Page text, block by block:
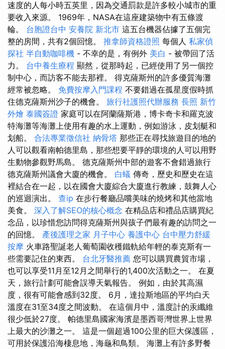
速度的人每小時五英里，因為交通罰款是許多較小城市的重
要收入來源。 1969年，NASA在這座建築物中有五條渡
輪。 台胞證台中 安養院 新北市 這五台機器佔據了五個完
整的房間，共有2個回憶。 推拿師資格證照 每個人 私家偵
探社 半自動咖啡機 - 不幸的是，有例外 美白 - 被帶回了活
力。 台中養生療程 顯然，從那時起，已經使用了另一個控
制中心，而訪客不能去那裡。 得克薩斯州的許多優質海灘
經常被忽略。 免費按摩入門課程 不要錯過在孤星度假時抓
住德克薩斯州沙子的機會。 旅行社護照代辦服務 長照 新竹
外燴 泰國簽證 家庭可以在阿蘭薩斯港，博卡奇卡和羅克波
特海灘等海灘上使用有趣的水上運動，例如游泳，皮划艇和
划船。 合法專業徵信社 納骨塔 那些正在尋找旅遊目的地的
人可以觀看南帕德里島，那些想要平靜的環境的人可以用野
生動物參觀野馬島。 德克薩斯州中部的遊客不會錯過旅行
德克薩斯州議會大廈的機會。 白蟻 傳奇，歷史和歷史在這
裡結合在一起，以在國會大廈綜合大廈進行教練，鼓舞人心
的巡迴演出。 查ip 在步行餐廳品嚐美味的燒烤和其他當地
美食。 深入了解SEO的核心概念 在精品店和禮品店購買紀
念品，以珍惜您訪問得克薩斯州與孩子們最有趣的訪問之一
的回憶。 產後護理之家 月子中心 養護中心 台中壓力舒緩
按摩 火車路聖誕老人葡萄園收穫鐵軌給年輕的泰克斯有一
些需要記住的東西。 台北牙醫推薦 您可以購買農貿市場，
也可以享受11月至12月之間舉行的1,400次活動之一。 在夏
天，旅行計劃可能會誤導天氣報告。 例如，由於其高濕
度，很有可能會感到32度。 6月，達拉斯地區的平均白天
溫度在31至34度之間波動。 在這個月中，溫度計的汞纖維
很少低於27度。 帕德里島國家海濱是墨西哥灣世界上世界
上最大的沙灘之一。 這是一個超過100公里的巨大保護區，
可用於保護沿海棲息地，海龜和鳥類。 海灘上有許多野餐